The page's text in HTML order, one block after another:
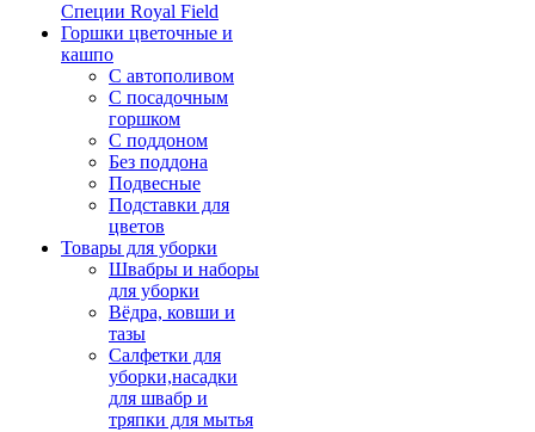
Специи Royal Field
Горшки цветочные и
кашпо
С автополивом
С посадочным
горшком
С поддоном
Без поддона
Подвесные
Подставки для
цветов
Товары для уборки
Швабры и наборы
для уборки
Вёдра, ковши и
тазы
Салфетки для
уборки,насадки
для швабр и
тряпки для мытья